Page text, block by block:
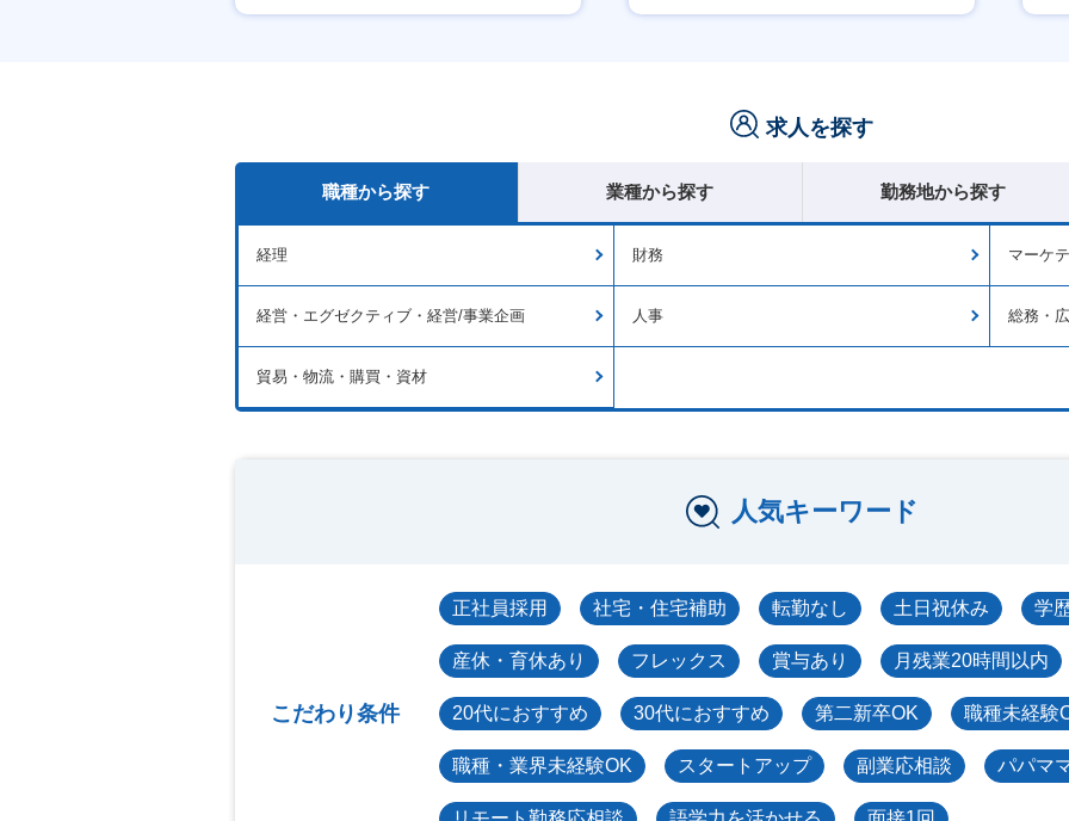
産休・育休あり 賞与あり
求人を探す
職種から探す 業種から探す 勤務地から探す
経理 財務 マーケ
経営・エグゼクティブ・経営/事業企画 人事 総務・
貿易・物流・購買・資材
人気キーワード
こだわり条件
正社員採用 社宅・住宅補助 転勤なし 土日祝休み 学
産休・育休あり フレックス 賞与あり 月残業20時間以内
20代におすすめ 30代におすすめ 第二新卒OK 職種未経験
職種・業界未経験OK スタートアップ 副業応相談 パパマ